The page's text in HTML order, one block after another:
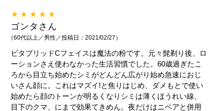
★★★★★
ゴンタさん
（60代以上／男性／投稿日：2021/02/27）
ビタブリッドCフェイスは魔法の粉です。元々髭剃り後、ロ
ーションさえ使わなかった生活習慣でした。60歳過ぎたこ
ろから目立ち始めたシミがどんどん広がり始め急速におじ
いさん顔に。これはマズイ!と焦りはじめ、ダメもとで使い
始めたら顔のトーンが明るくなりシミは薄くほうれい線、
目下のクマ、にまで効果てきめん。夜だけはニベアと併用